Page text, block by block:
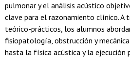
pulmonar y el análisis acústico
clave para el razonamiento clínico. A
teórico-prácticos, los alumnos
fisiopatología, obstrucción y
hasta la física acústica y la ejecución